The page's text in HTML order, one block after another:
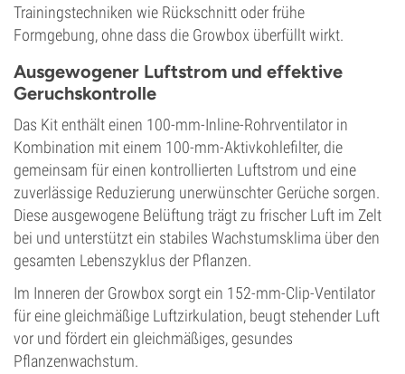
Trainingstechniken wie Rückschnitt oder frühe
Formgebung, ohne dass die Growbox überfüllt wirkt.
Ausgewogener Luftstrom und effektive
Geruchskontrolle
Das Kit enthält einen 100-mm-Inline-Rohrventilator in
Kombination mit einem 100-mm-Aktivkohlefilter, die
gemeinsam für einen kontrollierten Luftstrom und eine
zuverlässige Reduzierung unerwünschter Gerüche sorgen.
Diese ausgewogene Belüftung trägt zu frischer Luft im Zelt
bei und unterstützt ein stabiles Wachstumsklima über den
gesamten Lebenszyklus der Pflanzen.
Im Inneren der Growbox sorgt ein 152-mm-Clip-Ventilator
für eine gleichmäßige Luftzirkulation, beugt stehender Luft
vor und fördert ein gleichmäßiges, gesundes
Pflanzenwachstum.